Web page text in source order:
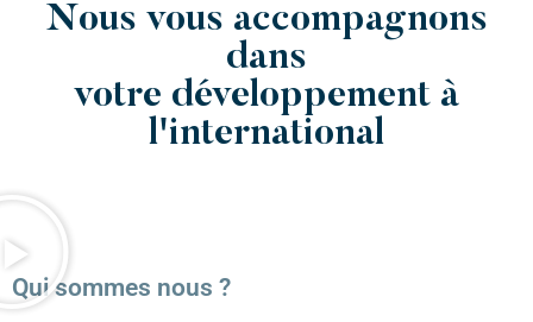
Nous vous accompagnons
dans
votre développement à
l'international
Qui sommes nous ?